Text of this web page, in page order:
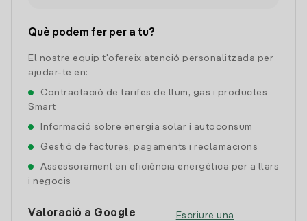
Què podem fer per a tu?
El nostre equip t'ofereix atenció personalitzada per
ajudar-te en:
Contractació de tarifes de llum, gas i productes
Smart
Informació sobre energia solar i autoconsum
Gestió de factures, pagaments i reclamacions
Assessorament en eficiència energètica per a llars
i negocis
Valoració a Google
Escriure una